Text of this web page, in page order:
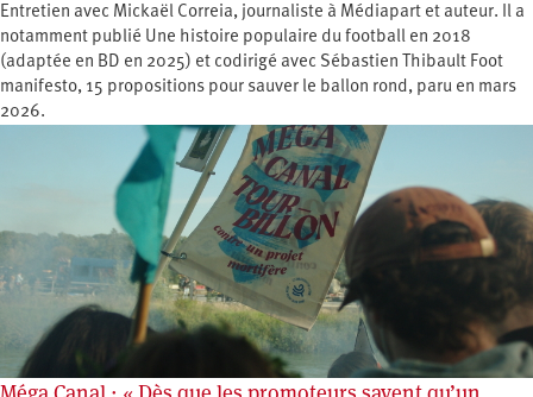
Entretien avec Mickaël Correia, journaliste à Médiapart et auteur. Il a
notamment publié Une histoire populaire du football en 2018
(adaptée en BD en 2025) et codirigé avec Sébastien Thibault Foot
manifesto, 15 propositions pour sauver le ballon rond, paru en mars
2026.